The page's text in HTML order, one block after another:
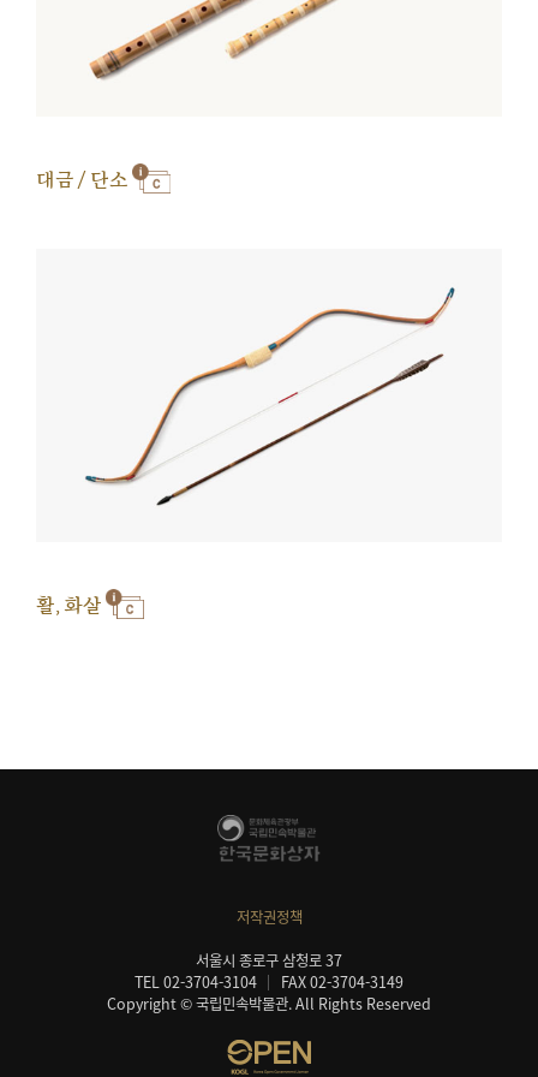
대금 / 단소
활, 화살
저작권정책
서울시 종로구 삼청로 37
TEL 02-3704-3104
FAX 02-3704-3149
Copyright © 국립민속박물관. All Rights Reserved